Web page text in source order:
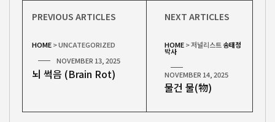
PREVIOUS ARTICLES
HOME>UNCATEGORIZED
NOVEMBER 13, 2025
뇌 썩음 (Brain Rot)
NEXT ARTICLES
HOME>저널리스트 송태정
박사
NOVEMBER 14, 2025
물건 물(物)